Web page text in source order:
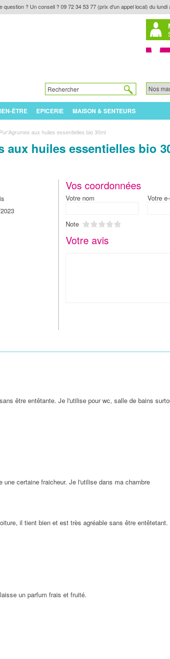
question ? Un conseil ? 09 72 34 53 77 (prix d'un appel local) du lundi
ÊTRE EPICERIE MAISON & SENTEURS
aux huiles essentielles bio 30ml
aux huiles essentielles bio
Vos coordonnées
Votre nom Votre
Note 4
3
2
1
Votre avis
être entêtante. Je l'utilise pour wc, salle de bains
une certaine fraicheur. Je l'utilise dans ma chambre
il tient bien et est très agréable sans être entêtetant.
un parfum frais et fruité.